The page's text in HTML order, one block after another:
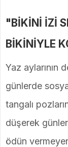
"BİKİNİ İZİ
BİKİNİYLE
Yaz aylarının
günlerde
tangalı
düşerek
ödün